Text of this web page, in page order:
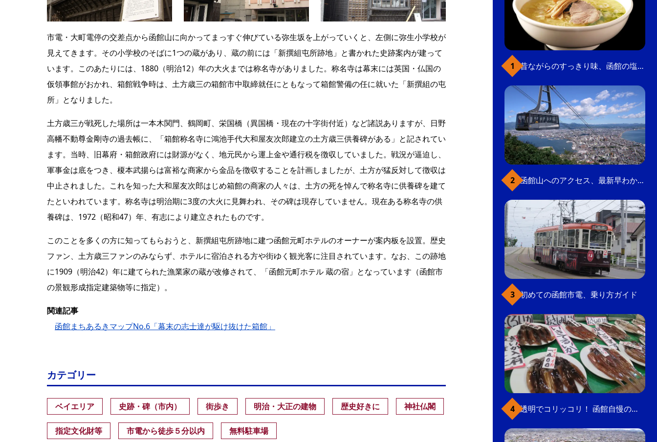
市電・大町電停の交差点から函館山に向かってまっすぐ伸びている弥生坂を上がっていくと、左側に弥生小学校が
見えてきます。その小学校のそばに1つの蔵があり、蔵の前には「新撰組屯所跡地」と書かれた史跡案内が建って
います。このあたりには、1880（明治12）年の大火までは称名寺がありました。称名寺は幕末には英国・仏国の
仮領事館がおかれ、箱館戦争時は、土方歳三の箱館市中取締就任にともなって箱館警備の任に就いた「新撰組の屯
所」となりました。
土方歳三が戦死した場所は一本木関門、鶴岡町、栄国橋（異国橋・現在の十字街付近）など諸説ありますが、日野
高幡不動尊金剛寺の過去帳に、「箱館称名寺に鴻池手代大和屋友次郎建立の土方歳三供養碑がある」と記されてい
ます。当時、旧幕府・箱館政府には財源がなく、地元民から運上金や通行税を徴収していました。戦況が逼迫し、
軍事金は底をつき、榎本武揚らは富裕な商家から金品を徴収することを計画しましたが、土方が猛反対して徴収は
中止されました。これを知った大和屋友次郎はじめ箱館の商家の人々は、土方の死を悼んで称名寺に供養碑を建て
たといわれています。称名寺は明治期に3度の大火に見舞われ、その碑は現存していません。現在ある称名寺の供
養碑は、1972（昭和47）年、有志により建立されたものです。
このことを多くの方に知ってもらおうと、新撰組屯所跡地に建つ函館元町ホテルのオーナーが案内板を設置。歴史
ファン、土方歳三ファンのみならず、ホテルに宿泊される方や街ゆく観光客に注目されています。なお、この跡地
に1909（明治42）年に建てられた漁業家の蔵が改修されて、「函館元町ホテル 蔵の宿」となっています（函館市
の景観形成指定建築物等に指定）。
関連記事
函館まちあるきマップNo.6「幕末の志士達が駆け抜けた箱館」
カテゴリー
ベイエリア 史跡・碑（市内） 街歩き 明治・大正の建物 歴史好きに 神社仏閣
指定文化財等 市電から徒歩５分以内 無料駐車場
昔ながらのすっきり味、函館の塩ラーメン
函館山へのアクセス、最新早わかりガイド
初めての函館市電、乗り方ガイド
透明でコリッコリ！ 函館自慢のいかをどうぞ